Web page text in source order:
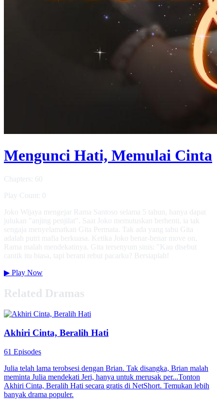
Mengunci Hati, Memulai Cinta
Chapters: 60
Play Count: 0
Joko Wijaya mengejar Rama Santoso selama 5 tahun, hanya dapat
julukan "anjing penjilat". Saat Joko memutuskan berhenti, ia tak
sengaja menyelamatkan Gita Permata. Tak ada yang tahu Gita
adalah putri mafia berkuasa. Ketika Joko benar-benar move on,
Rama malah mendekatinya. Gita tersenyum sinis: "Kau disebut
cantik itu biasa, tapi berani rebut pacarku? Bersiaplah!
▶ Play Now
Related Dramas
Akhiri Cinta, Beralih Hati
61 Episodes
Julia telah lama terobsesi dengan Brian. Tak disangka, Brian malah
meminta Julia mendekati Jeri, hanya untuk merusak per...Tonton
Akhiri Cinta, Beralih Hati secara gratis di NetShort. Temukan lebih
banyak drama populer.